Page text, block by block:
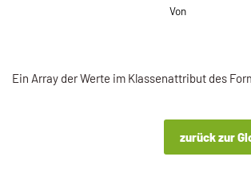
Von
Ein Array der Werte im Klassenattribut des
zurück zur